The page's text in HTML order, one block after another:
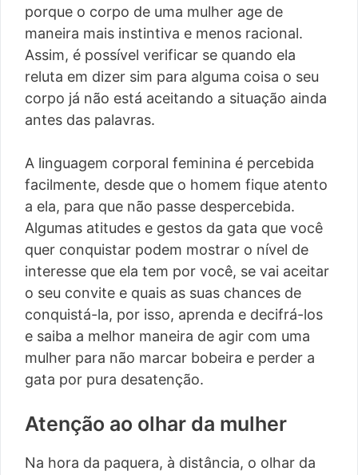
porque o corpo de uma mulher age de
maneira mais instintiva e menos racional.
Assim, é possível verificar se quando ela
reluta em dizer sim para alguma coisa o seu
corpo já não está aceitando a situação ainda
antes das palavras.
A linguagem corporal feminina é percebida
facilmente, desde que o homem fique atento
a ela, para que não passe despercebida.
Algumas atitudes e gestos da gata que você
quer conquistar podem mostrar o nível de
interesse que ela tem por você, se vai aceitar
o seu convite e quais as suas chances de
conquistá-la, por isso, aprenda e decifrá-los
e saiba a melhor maneira de agir com uma
mulher para não marcar bobeira e perder a
gata por pura desatenção.
Atenção ao olhar da mulher
Na hora da paquera, à distância, o olhar da